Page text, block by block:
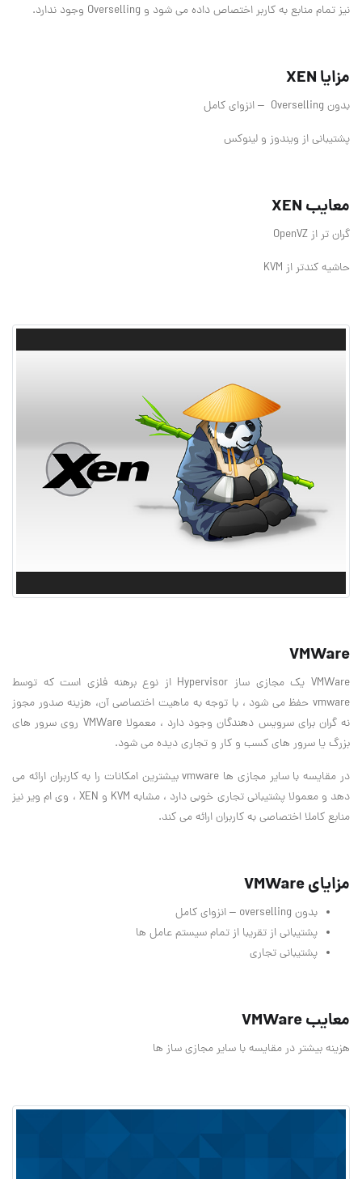
نیز تمام منابع به کاربر اختصاص داده می شود و Overselling وجود ندارد.
مزایا XEN
بدون Overselling – انزوای کامل
پشتیبانی از ویندوز و لینوکس
معایب XEN
گران تر از OpenVZ
حاشیه کندتر از KVM
VMWare
VMWare یک مجازی ساز Hypervisor از نوع برهنه فلزی است که توسط
vmware حفظ می شود ، با توجه به ماهیت اختصاصی آن، هزینه صدور مجوز
نه گران برای سرویس دهندگان وجود دارد ، معمولا VMWare روی سرور های
بزرگ یا سرور های کسب و کار و تجاری دیده می شود.
در مقایسه با سایر مجازی ها vmware بیشترین امکانات را به کاربران ارائه می
دهد و معمولا پشتیبانی تجاری خوبی دارد ، مشابه KVM و XEN ، وی ام ویر نیز
منابع کاملا اختصاصی به کاربران ارائه می کند.
مزایای VMWare
بدون overselling – انزوای کامل
پشتیبانی از تقریبا از تمام سیستم عامل ها
پشتیبانی تجاری
معایب VMWare
هزینه بیشتر در مقایسه با سایر مجازی ساز ها